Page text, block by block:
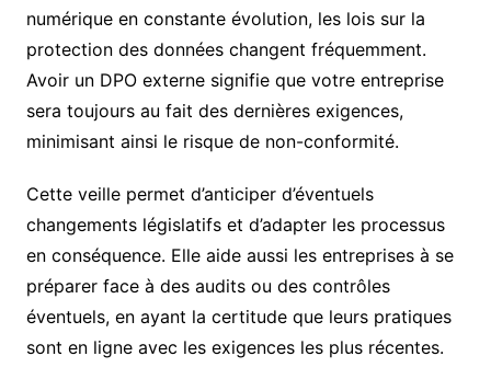
numérique en constante évolution, les lois sur la
protection des données changent fréquemment.
Avoir un DPO externe signifie que votre entreprise
sera toujours au fait des dernières exigences,
minimisant ainsi le risque de non-conformité.
Cette veille permet d’anticiper d’éventuels
changements législatifs et d’adapter les processus
en conséquence. Elle aide aussi les entreprises à se
préparer face à des audits ou des contrôles
éventuels, en ayant la certitude que leurs pratiques
sont en ligne avec les exigences les plus récentes.